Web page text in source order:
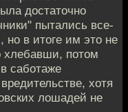
достаточно
пытались все-
но в итоге им это не
хлебавши, потом
саботаже
хотя
лошадей не